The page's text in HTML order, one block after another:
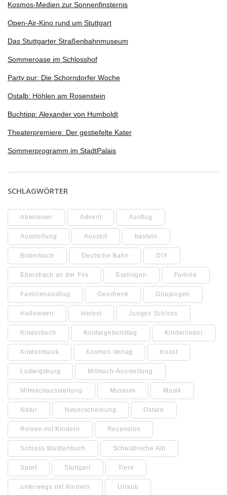
Kosmos-Medien zur Sonnenfinsternis
Open-Air-Kino rund um Stuttgart
Das Stuttgarter Straßenbahnmuseum
Sommeroase im Schlosshof
Party pur: Die Schorndorfer Woche
Ostalb: Höhlen am Rosenstein
Buchtipp: Alexander von Humboldt
Theaterpremiere: Der gestiefelte Kater
Sommerprogramm im StadtPalais
SCHLAGWÖRTER
Abenteuer Advent Ausflug
Ausstellung Auszeit basteln
Bilderbuch Deutsche Bahn DIY
Ebersbach an der Fils Esslingen Familie
Familienausflug Geschenk Göppingen
Halloween Herbst Junges Schloss
Kinderbuch Kindergeburtstag Kinderlieder
Kindermusik Kosmos Verlag Kunst
Ludwigsburg Mitmach-Ausstellung
Mitmachausstellung Museum Musik
Natur Neuerscheinung Ostern
Reisen mit Kindern Rezension
Schloss Waldenbuch Schwäbische Alb
Sport Stuttgart Tiere
unterwegs mit Kindern Urlaub